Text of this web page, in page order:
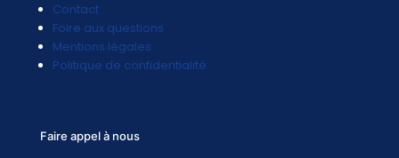
Contact
Foire aux questions
Mentions légales
Politique de confidentialité
Faire appel à nous